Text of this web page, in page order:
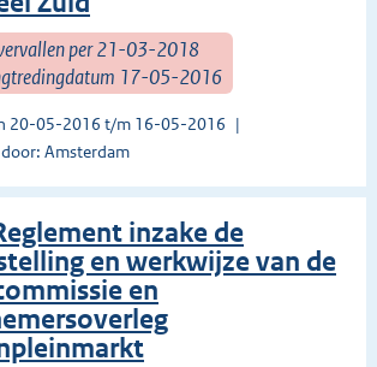
per 21-03-2018
17-05-2016
20-05-2016 t/m 16-05-2016
Amsterdam
inzake de
en werkwijze van de
en